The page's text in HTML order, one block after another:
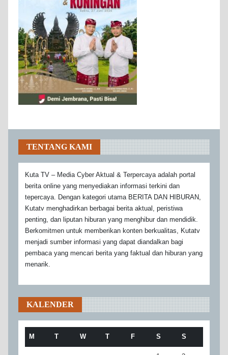
TENTANG KAMI
Kuta TV – Media Cyber Aktual & Terpercaya adalah portal
berita online yang menyediakan informasi terkini dan
tepercaya. Dengan kategori utama BERITA DAN HIBURAN,
Kutatv menghadirkan berbagai berita aktual, peristiwa
penting, dan liputan hiburan yang menghibur dan mendidik.
Berkomitmen untuk memberikan konten berkualitas, Kutatv
menjadi sumber informasi yang dapat diandalkan bagi
pembaca yang mencari berita yang faktual dan hiburan yang
menarik.
KALENDER
M T W T F S S